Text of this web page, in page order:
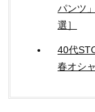
パンツ
選］
40代
春オシ